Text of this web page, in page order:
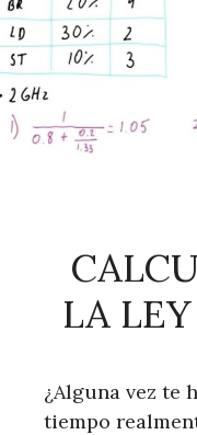
LA
¿Alguna vez te
tiempo